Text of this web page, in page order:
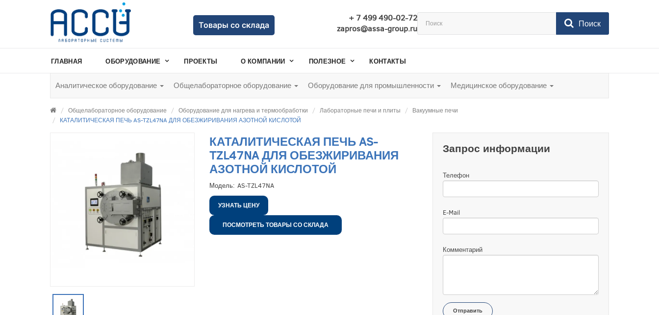
Товары со склада
+ 7 499 490-02-72
zapros@assa-group.ru
Поиск
ГЛАВНАЯ ОБОРУДОВАНИЕ ПРОЕКТЫ О КОМПАНИИ ПОЛЕЗНОЕ КОНТАКТЫ
Аналитическое оборудование Общелабораторное оборудование Оборудование для промышленности Медицинское оборудование
Общелабораторное оборудование Оборудование для нагрева и термообработки Лабораторные печи и плиты
Вакуумные печи
КАТАЛИТИЧЕСКАЯ ПЕЧЬ AS-TZL47NA ДЛЯ ОБЕЗЖИРИВАНИЯ АЗОТНОЙ КИСЛОТОЙ
КАТАЛИТИЧЕСКАЯ ПЕЧЬ AS-
TZL47NA ДЛЯ ОБЕЗЖИРИВАНИЯ
АЗОТНОЙ КИСЛОТОЙ
Модель: AS-TZL47NA
УЗНАТЬ ЦЕНУ
ПОСМОТРЕТЬ ТОВАРЫ СО СКЛАДА
Запрос информации
Телефон
E-Mail
Комментарий
Отправить